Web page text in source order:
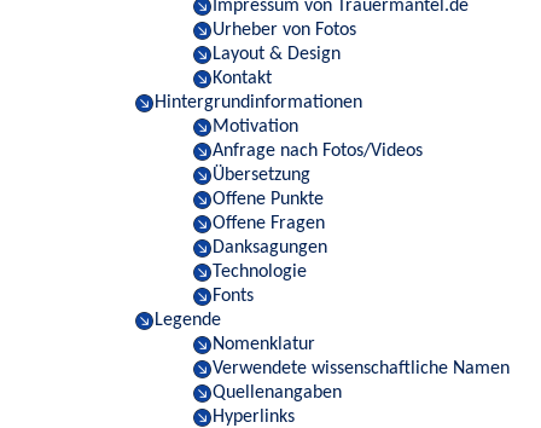
Impressum von Trauermantel.de
Urheber von Fotos
Layout & Design
Kontakt
Hintergrundinformationen
Motivation
Anfrage nach Fotos/Videos
Übersetzung
Offene Punkte
Offene Fragen
Danksagungen
Technologie
Fonts
Legende
Nomenklatur
Verwendete wissenschaftliche Namen
Quellenangaben
Hyperlinks